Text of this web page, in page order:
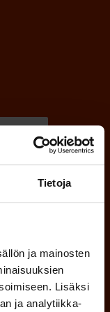
Tietoja
ja mainosten
Lisäksi
ja analytiikka-
k
o
l
ja käsittelyn
*